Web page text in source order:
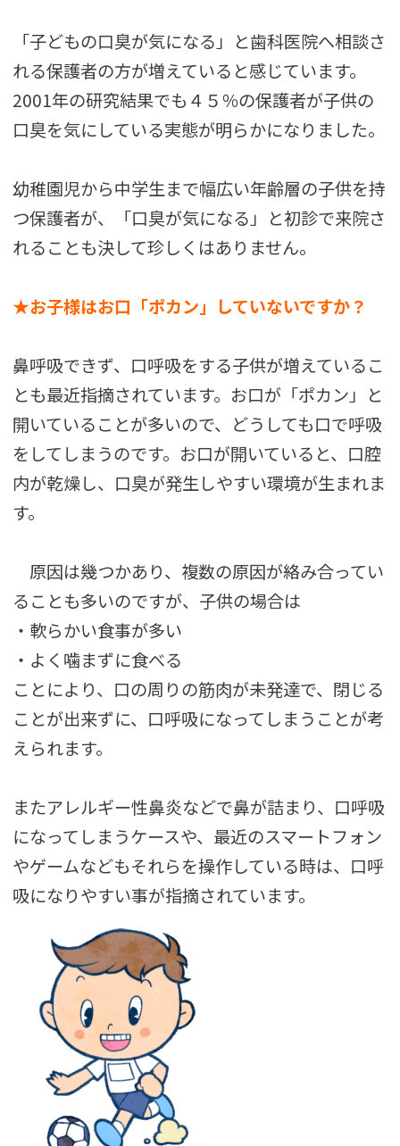
「子どもの口臭が気になる」と歯科医院へ相談さ
れる保護者の方が増えていると感じています。
2001年の研究結果でも４５％の保護者が子供の
口臭を気にしている実態が明らかになりました。
幼稚園児から中学生まで幅広い年齢層の子供を持
つ保護者が、「口臭が気になる」と初診で来院さ
れることも決して珍しくはありません。
★お子様はお口「ポカン」していないですか？
鼻呼吸できず、口呼吸をする子供が増えているこ
とも最近指摘されています。お口が「ポカン」と
開いていることが多いので、どうしても口で呼吸
をしてしまうのです。お口が開いていると、口腔
内が乾燥し、口臭が発生しやすい環境が生まれま
す。
原因は幾つかあり、複数の原因が絡み合ってい
ることも多いのですが、子供の場合は
・軟らかい食事が多い
・よく噛まずに食べる
ことにより、口の周りの筋肉が未発達で、閉じる
ことが出来ずに、口呼吸になってしまうことが考
えられます。
またアレルギー性鼻炎などで鼻が詰まり、口呼吸
になってしまうケースや、最近のスマートフォン
やゲームなどもそれらを操作している時は、口呼
吸になりやすい事が指摘されています。